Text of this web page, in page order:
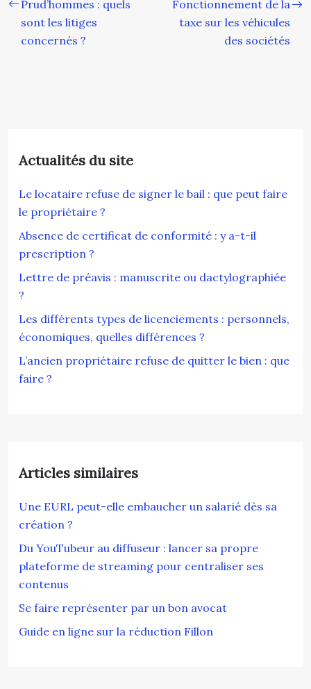
Prud’hommes : quels
sont les litiges
concernés ?
Fonctionnement de la
taxe sur les véhicules
des sociétés
Actualités du site
Le locataire refuse de signer le bail : que peut faire
le propriétaire ?
Absence de certificat de conformité : y a-t-il
prescription ?
Lettre de préavis : manuscrite ou dactylographiée
?
Les différents types de licenciements : personnels,
économiques, quelles différences ?
L’ancien propriétaire refuse de quitter le bien : que
faire ?
Articles similaires
Une EURL peut-elle embaucher un salarié dès sa
création ?
Du YouTubeur au diffuseur : lancer sa propre
plateforme de streaming pour centraliser ses
contenus
Se faire représenter par un bon avocat
Guide en ligne sur la réduction Fillon